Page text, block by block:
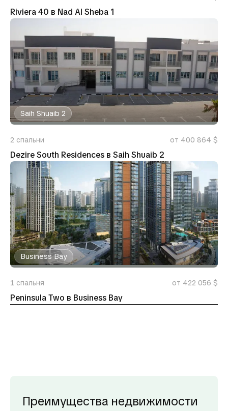
Riviera 40 в Nad Al Sheba 1
Saih Shuaib 2
2 спальни от 400 864 $
Dezire South Residences в Saih Shuaib 2
Business Bay
1 спальня от 422 056 $
Peninsula Two в Business Bay
Преимущества недвижимости